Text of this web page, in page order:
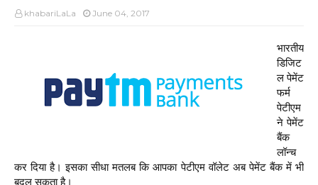
khabariLaLa June 04, 2017
भारतीय
डिजिट
ल पेमेंट
फर्म
पेटीएम
ने पेमेंट
बैंक
लॉन्च
कर दिया है। इसका सीधा मतलब कि आपका पेटीएम वॉलेट अब पेमेंट बैंक में भी
बदल सकता है।